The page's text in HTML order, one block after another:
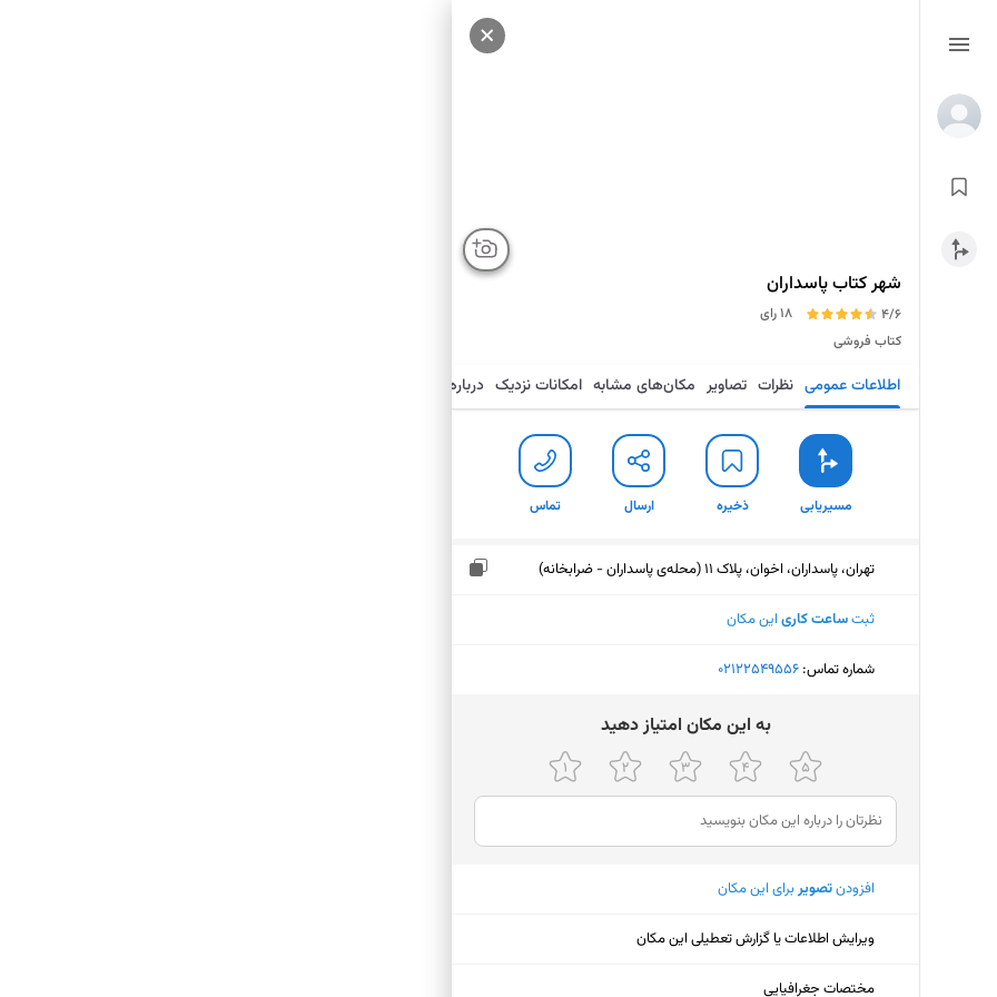
شهر کتاب پاسداران
4/6
18 رای
کتاب فروشی
اطلاعات عمومی نظرات تصاویر مکان‌های مشابه امکانات نزدیک درباره
مسیریابی ذخیره ارسال تماس
تهران، پاسداران، اخوان، پلاک 11 (محله‌ی پاسداران - ضرابخانه)
ثبتساعت کاری این مکان
شماره تماس: ‎02122549556
ﺑﻪ اﯾﻦ ﻣﮑﺎن اﻣﺘﯿﺎز دﻫﯿﺪ
افزودنتصویربرای این مکان
ویرایش اطلاعات یا گزارش تعطیلی این مکان
مختصات جغرافیایی